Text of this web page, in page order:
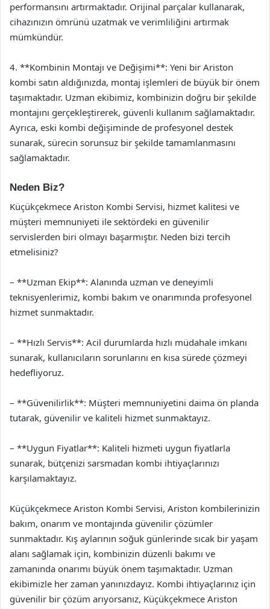
performansını artırmaktadır. Orijinal parçalar kullanarak,
cihazınızın ömrünü uzatmak ve verimliliğini artırmak
mümkündür.
4. **Kombinin Montajı ve Değişimi**: Yeni bir Ariston
kombi satın aldığınızda, montaj işlemleri de büyük bir önem
taşımaktadır. Uzman ekibimiz, kombinizin doğru bir şekilde
montajını gerçekleştirerek, güvenli kullanım sağlamaktadır.
Ayrıca, eski kombi değişiminde de profesyonel destek
sunarak, sürecin sorunsuz bir şekilde tamamlanmasını
sağlamaktadır.
Neden Biz?
Küçükçekmece Ariston Kombi Servisi, hizmet kalitesi ve
müşteri memnuniyeti ile sektördeki en güvenilir
servislerden biri olmayı başarmıştır. Neden bizi tercih
etmelisiniz?
– **Uzman Ekip**: Alanında uzman ve deneyimli
teknisyenlerimiz, kombi bakım ve onarımında profesyonel
hizmet sunmaktadır.
– **Hızlı Servis**: Acil durumlarda hızlı müdahale imkanı
sunarak, kullanıcıların sorunlarını en kısa sürede çözmeyi
hedefliyoruz.
– **Güvenilirlik**: Müşteri memnuniyetini daima ön planda
tutarak, güvenilir ve kaliteli hizmet sunmaktayız.
– **Uygun Fiyatlar**: Kaliteli hizmeti uygun fiyatlarla
sunarak, bütçenizi sarsmadan kombi ihtiyaçlarınızı
karşılamaktayız.
Küçükçekmece Ariston Kombi Servisi, Ariston kombilerinizin
bakım, onarım ve montajında güvenilir çözümler
sunmaktadır. Kış aylarının soğuk günlerinde sıcak bir yaşam
alanı sağlamak için, kombinizin düzenli bakımı ve
zamanında onarımı büyük önem taşımaktadır. Uzman
ekibimizle her zaman yanınızdayız. Kombi ihtiyaçlarınız için
güvenilir bir çözüm arıyorsanız, Küçükçekmece Ariston